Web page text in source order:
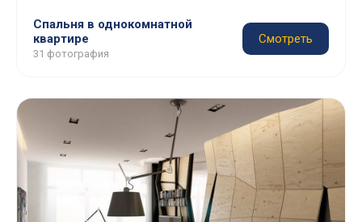
Спальня в однокомнатной
квартире
31 фотография
Смотреть